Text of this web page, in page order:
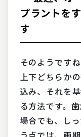
プラントを
す
そのようです
上下どちらか
込み、それを
る方法です。
場合でも、し